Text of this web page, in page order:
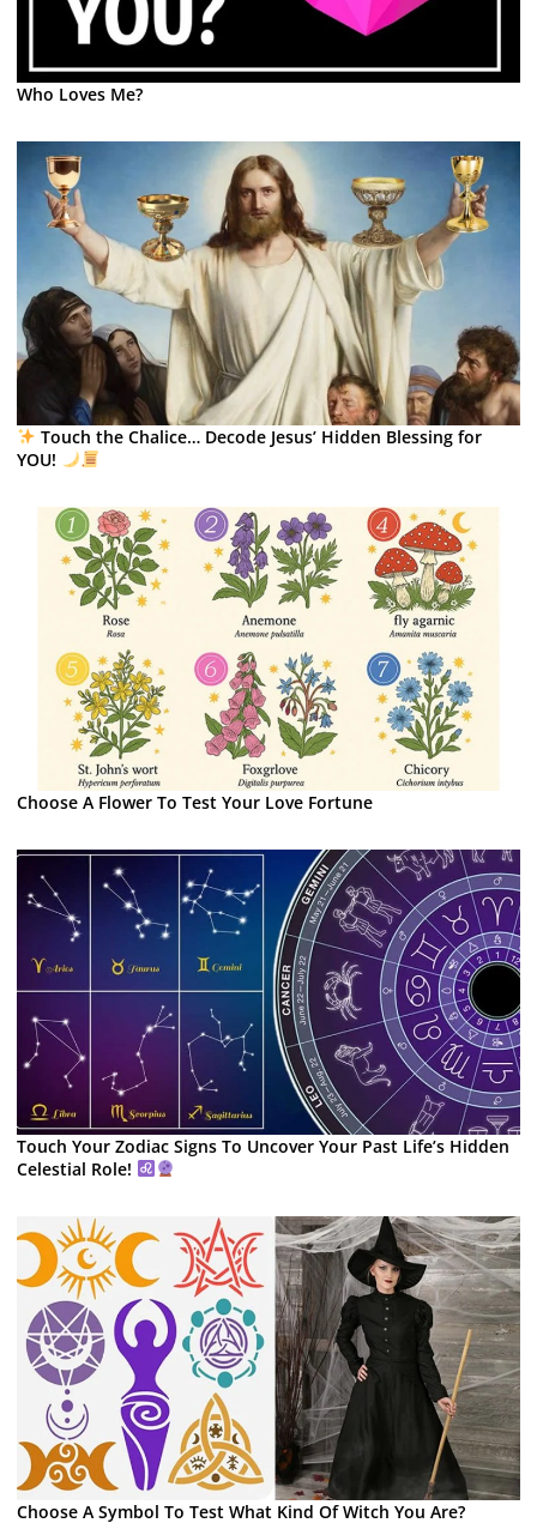
Who Loves Me?
Touch the Chalice… Decode Jesus’ Hidden Blessing for
YOU!
Choose A Flower To Test Your Love Fortune
Touch Your Zodiac Signs To Uncover Your Past Life’s Hidden
Celestial Role!
Choose A Symbol To Test What Kind Of Witch You Are?